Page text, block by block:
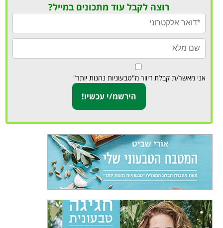
רוצה לקבל עוד מתכונים במייל?
אני מאשר/ת קבלת דיוור מ"טבעוניות נהנות יותר"